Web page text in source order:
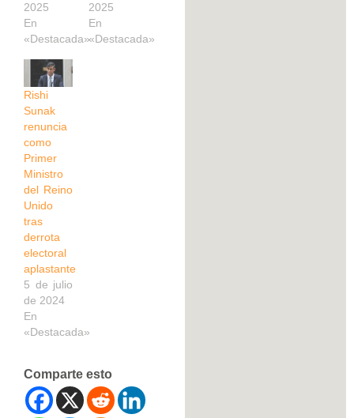
2025
En
«Destacada»
2025
En
«Destacada»
Rishi
Sunak
renuncia
como
Primer
Ministro
del Reino
Unido
tras
derrota
electoral
aplastante
5 de julio
de 2024
En
«Destacada»
Comparte esto